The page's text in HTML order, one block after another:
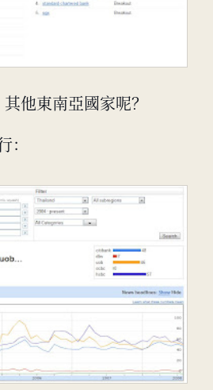
他東南亞國家呢？
：